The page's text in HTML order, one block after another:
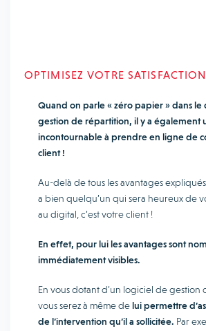
OPTIMISEZ VOTRE
Quand on parle « zéro papier » dans le
gestion de répartition, il y a également
incontournable à prendre en ligne de
client !
Au-delà de tous les avantages expliqués
a bien quelqu’un qui sera heureux de
au digital, c’est votre client !
En effet, pour lui les avantages sont
immédiatement visibles.
En vous dotant d’un logiciel de gestion
vous serez à même delui permettre
de l’intervention qu’il a sollicitée. Par